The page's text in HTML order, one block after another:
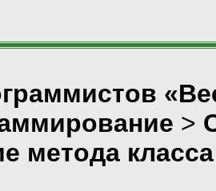
>
метода